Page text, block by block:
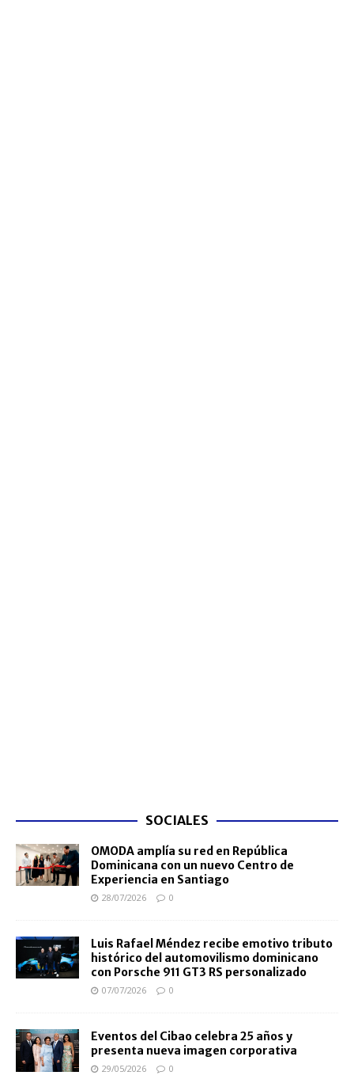
SOCIALES
OMODA amplía su red en República
Dominicana con un nuevo Centro de
Experiencia en Santiago
28/07/2026 0
Luis Rafael Méndez recibe emotivo tributo
histórico del automovilismo dominicano
con Porsche 911 GT3 RS personalizado
07/07/2026 0
Eventos del Cibao celebra 25 años y
presenta nueva imagen corporativa
29/05/2026 0